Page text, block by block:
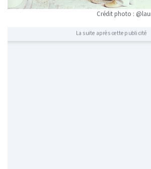
Crédit photo :
La suite après cette publicité